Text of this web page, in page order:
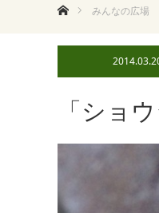
みんなの広場
「ショ